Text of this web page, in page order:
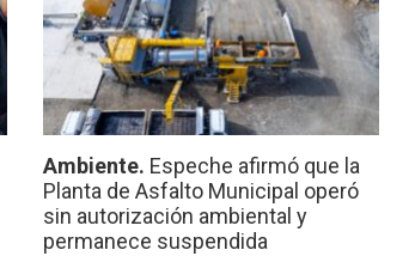
Ambiente. Espeche afirmó que la
Planta de Asfalto Municipal operó
sin autorización ambiental y
permanece suspendida